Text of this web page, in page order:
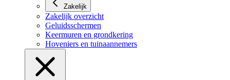
Zakelijk
Zakelijk overzicht
Geluidsschermen
Keermuren en grondkering
Hoveniers en tuinaannemers